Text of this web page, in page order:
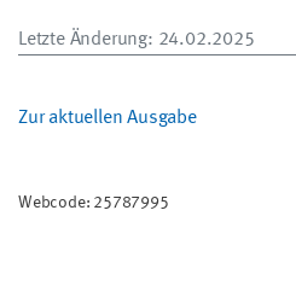
Letzte Änderung: 24.02.2025
Zur aktuellen Ausgabe
Webcode: 25787995